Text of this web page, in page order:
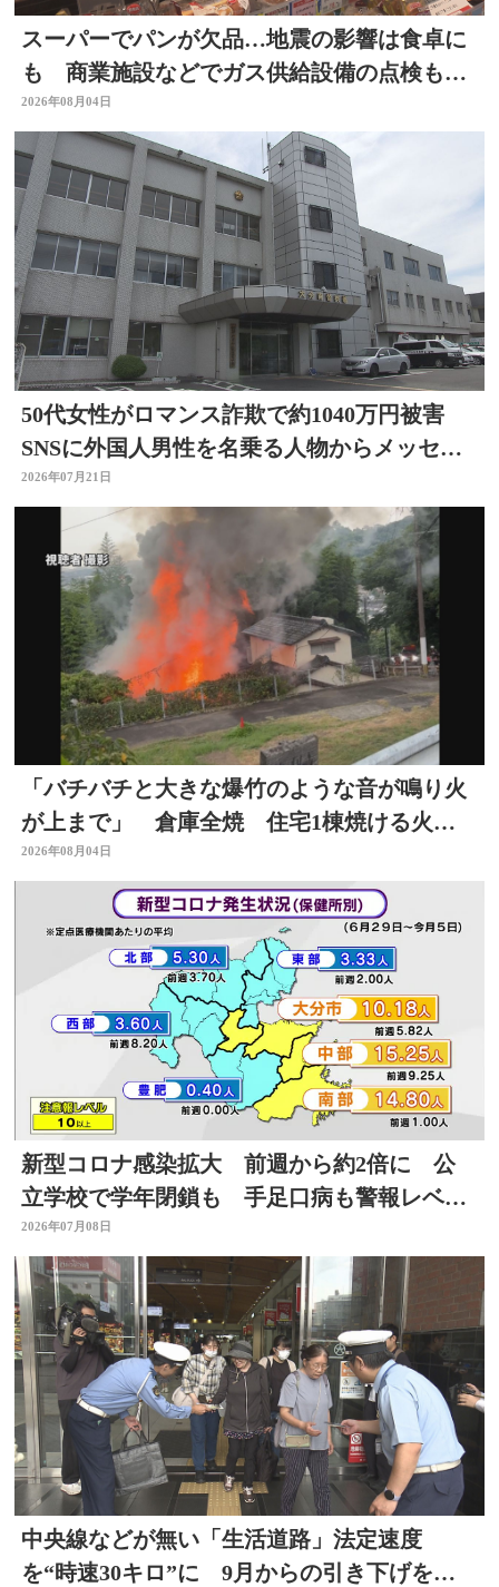
スーパーでパンが欠品…地震の影響は食卓に
も 商業施設などでガス供給設備の点検も進
む 大分
2026年08月04日
50代女性がロマンス詐欺で約1040万円被害
SNSに外国人男性を名乗る人物からメッセー
ジ 大分
2026年07月21日
「バチバチと大きな爆竹のような音が鳴り火
が上まで」 倉庫全焼 住宅1棟焼ける火
事 大分
2026年08月04日
新型コロナ感染拡大 前週から約2倍に 公
立学校で学年閉鎖も 手足口病も警報レベル
上回る 大分
2026年07月08日
中央線などが無い「生活道路」法定速度
を“時速30キロ”に 9月からの引き下げを前